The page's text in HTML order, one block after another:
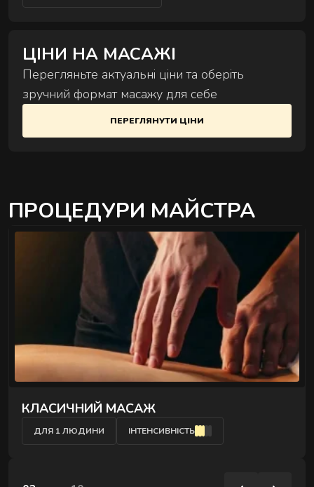
ЦІНИ НА МАСАЖІ
Перегляньте актуальні ціни та оберіть
зручний формат масажу для себе
ПЕРЕГЛЯНУТИ ЦІНИ
ПРОЦЕДУРИ МАЙСТРА
КЛАСИЧНИЙ МАСАЖ
ДЛЯ 1 ЛЮДИНИ ІНТЕНСИВНІСТЬ
РИТУАЛИ КОРЕКЦІЇ ФІГУРИ
РИТУАЛИ ДЛЯ ОБЛИЧЧЯ
Ручні техніки, що знімають набряки,
розслаблюють затиснуті м'язи й повертають
обличчю чіткий контур - без ін'єкцій і препаратів.